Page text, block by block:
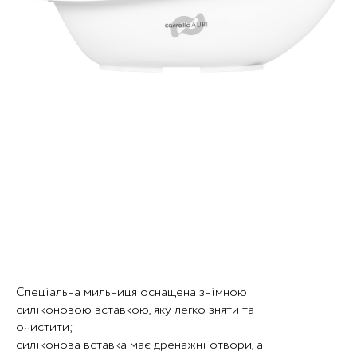
Спеціальна мильниця оснащена знімною
силіконовою вставкою, яку легко зняти та
очистити;
силіконова вставка має дренажні отвори, а